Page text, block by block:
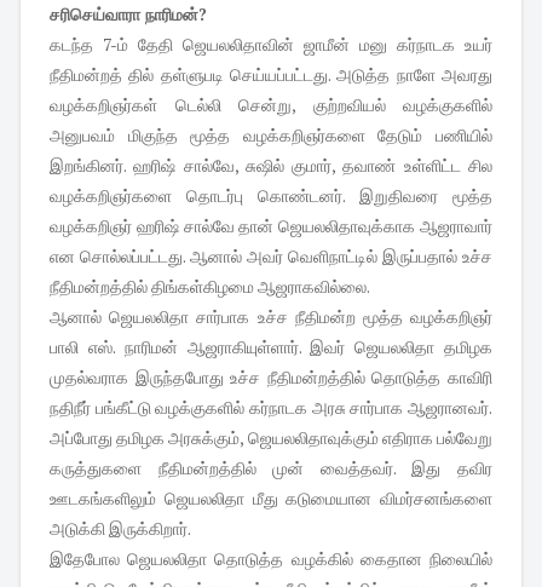
சரிசெய்வாரா நாரிமன்?
கட‌ந்த 7-ம் தேதி ஜெயலலிதாவின் ஜாமீன் மனு கர்நாடக உயர்
நீதிமன்றத் தில் தள்ளுபடி செய்யப்பட்டது. அடுத்த நாளே அவரது
வழக்கறிஞர்கள் டெல்லி சென்று, குற்றவியல் வழக்குகளில்
அனுபவம் மிகுந்த மூத்த வழக்கறிஞர்களை தேடும் பணியில்
இறங்கினர். ஹரிஷ் சால்வே, சுஷில் குமார், தவாண் உள்ளிட்ட சில
வழக்கறிஞர்களை தொடர்பு கொண்டனர். இறுதிவரை மூத்த
வழக்கறிஞர் ஹரிஷ் சால்வே தான் ஜெயலலிதாவுக்காக ஆஜராவார்
என சொல்லப்பட்டது. ஆனால் அவர் வெளிநாட்டில் இருப்பதால் உச்ச
நீதிமன்றத்தில் திங்கள்கிழமை ஆஜராகவில்லை.
ஆனால் ஜெயலலிதா சார்பாக உச்ச நீதிமன்ற மூத்த வழக்கறிஞர்
பாலி எஸ். நாரிமன் ஆஜராகியுள்ளார். இவர் ஜெயலலிதா தமிழக
முதல்வராக இருந்தபோது உச்ச நீதிமன்றத்தில் தொடுத்த காவிரி
நதிநீர் பங்கீட்டு வழக்குகளில் கர்நாடக அரசு சார்பாக ஆஜரானவர்.
அப்போது தமிழக அரசுக்கும், ஜெயலலிதாவுக்கும் எதிராக பல்வேறு
கருத்துகளை நீதிமன்றத்தில் முன் வைத்தவர். இது தவிர
ஊடகங்களிலும் ஜெயலலிதா மீது கடுமையான விமர்சனங்களை
அடுக்கி இருக்கிறார்.
இதேபோல ஜெயலலிதா தொடுத்த வழக்கில் கைதான நிலையில்